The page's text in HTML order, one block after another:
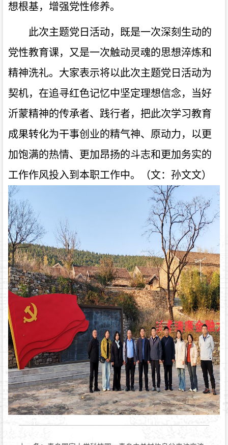
想根基，增强党性修养。
此次主题党日活动，既是一次深刻生动的
党性教育课，又是一次触动灵魂的思想淬炼和
精神洗礼。大家表示将以此次主题党日活动为
契机，在追寻红色记忆中坚定理想信念，当好
沂蒙精神的传承者、践行者，把此次学习教育
成果转化为干事创业的精气神、原动力，以更
加饱满的热情、更加昂扬的斗志和更加务实的
工作作风投入到本职工作中。（文：孙文文）